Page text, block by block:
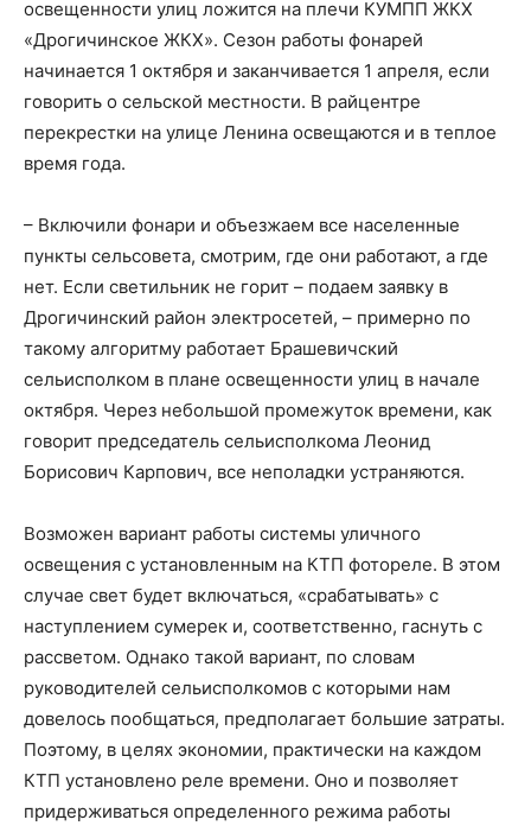
освещенности улиц ложится на плечи КУМПП ЖКХ
«Дрогичинское ЖКХ». Сезон работы фонарей
начинается 1 октября и заканчивается 1 апреля, если
говорить о сельской местности. В райцентре
перекрестки на улице Ленина освещаются и в теплое
время года.
– Включили фонари и объезжаем все населенные
пункты сельсовета, смотрим, где они работают, а где
нет. Если светильник не горит – подаем заявку в
Дрогичинский район электросетей, – примерно по
такому алгоритму работает Брашевичский
сельисполком в плане освещенности улиц в начале
октября. Через небольшой промежуток времени, как
говорит председатель сельисполкома Леонид
Борисович Карпович, все неполадки устраняются.
Возможен вариант работы системы уличного
освещения с установленным на КТП фотореле. В этом
случае свет будет включаться, «срабатывать» с
наступлением сумерек и, соответственно, гаснуть с
рассветом. Однако такой вариант, по словам
руководителей сельисполкомов с которыми нам
довелось пообщаться, предполагает большие затраты.
Поэтому, в целях экономии, практически на каждом
КТП установлено реле времени. Оно и позволяет
придерживаться определенного режима работы